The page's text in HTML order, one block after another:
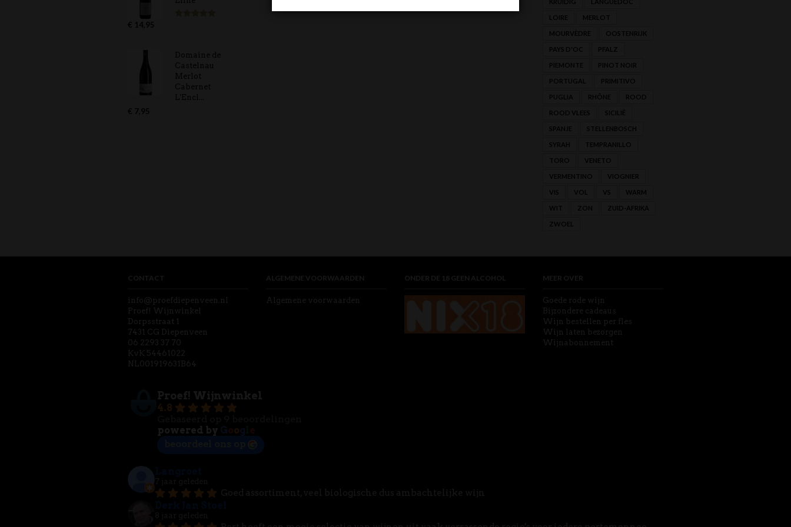
€ 14,95
Domaine de
Castelnau
Merlot
Cabernet
L'Encl...
€ 7,95
LOIRE MERLOT
MOURVÈDRE OOSTENRIJK
PAYS D'OC PFALZ
PIEMONTE PINOT NOIR
PORTUGAL PRIMITIVO
PUGLIA RHÔNE ROOD
ROOD VLEES SICILIË
SPANJE STELLENBOSCH
SYRAH TEMPRANILLO
TORO VENETO
VERMENTINO VIOGNIER
VIS VOL VS WARM
WIT ZON ZUID-AFRIKA
ZWOEL
CONTACT
info@proefdiepenveen.nl
Proef! Wijnwinkel
Dorpsstraat 1
7431 CG Diepenveen
06 2293 37 70
KvK 54461022
NL001919631B64
ALGEMENE VOORWAARDEN
Algemene voorwaarden
ONDER DE 18 GEEN ALCOHOL MEER OVER
Goede rode wijn
Bijzondere cadeaus
Wijn bestellen per fles
Wijn laten bezorgen
Wijnabonnement
4.8
powered by
o